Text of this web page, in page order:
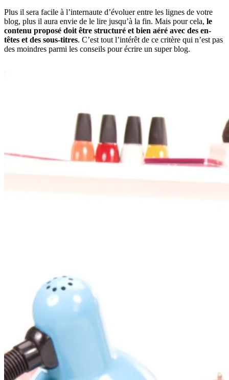
Plus il sera facile à l’internaute d’évoluer entre les lignes de votre
blog, plus il aura envie de le lire jusqu’à la fin. Mais pour cela, le
contenu proposé doit être structuré et bien aéré avec des en-
têtes et des sous-titres. C’est tout l’intérêt de ce critère qui n’est pas
des moindres parmi les conseils pour écrire un super blog.